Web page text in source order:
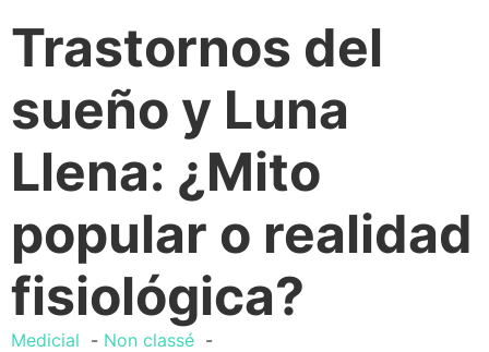
Trastornos del
sueño y Luna
Llena: ¿Mito
popular o realidad
fisiológica?
Medicial
Non classé